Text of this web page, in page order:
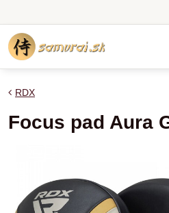
RDX
Focus pad Aura